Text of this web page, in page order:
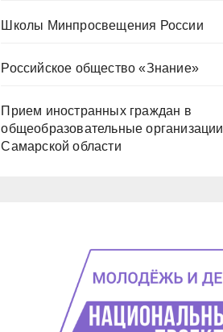
Школы Минпросвещения России
Российское общество «Знание»
Прием иностранных граждан в
общеобразовательные организации
Самарской области